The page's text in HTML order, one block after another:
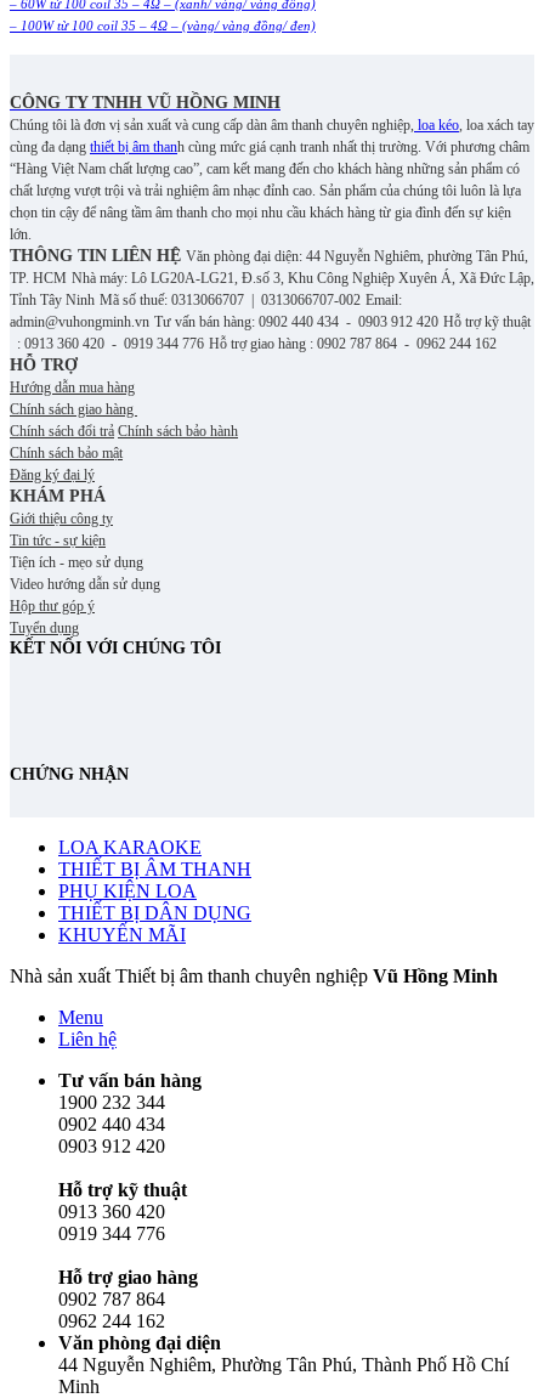
– 60W từ 100 coil 35 – 4Ω – (xanh/ vàng/ vàng đồng)
– 100W từ 100 coil 35 – 4Ω – (vàng/ vàng đồng/ đen)
CÔNG TY TNHH VŨ HỒNG MINH
Chúng tôi là đơn vị sản xuất và cung cấp dàn âm thanh chuyên nghiệp, loa kéo, loa xách tay
cùng đa dạng thiết bị âm thanh cùng mức giá cạnh tranh nhất thị trường. Với phương châm
“Hàng Việt Nam chất lượng cao”, cam kết mang đến cho khách hàng những sản phẩm có
chất lượng vượt trội và trải nghiệm âm nhạc đỉnh cao. Sản phẩm của chúng tôi luôn là lựa
chọn tin cậy để nâng tầm âm thanh cho mọi nhu cầu khách hàng từ gia đình đến sự kiện
lớn.
THÔNG TIN LIÊN HỆ Văn phòng đại diện: 44 Nguyễn Nghiêm, phường Tân Phú,
TP. HCM Nhà máy: Lô LG20A-LG21, Đ.số 3, Khu Công Nghiệp Xuyên Á, Xã Đức Lập,
Tỉnh Tây Ninh Mã số thuế: 0313066707 | 0313066707-002 Email:
admin@vuhongminh.vn Tư vấn bán hàng: 0902 440 434 - 0903 912 420 Hỗ trợ kỹ thuật
: 0913 360 420 - 0919 344 776 Hỗ trợ giao hàng : 0902 787 864 - 0962 244 162
HỖ TRỢ
Hướng dẫn mua hàng
Chính sách giao hàng
Chính sách đổi trả Chính sách bảo hành
Chính sách bảo mật
Đăng ký đại lý
KHÁM PHÁ
Giới thiệu công ty
Tin tức - sự kiện
Tiện ích - mẹo sử dụng
Video hướng dẫn sử dụng
Hộp thư góp ý
Tuyển dụng
KẾT NỐI VỚI CHÚNG TÔI
CHỨNG NHẬN
LOA KARAOKE
THIẾT BỊ ÂM THANH
PHỤ KIỆN LOA
THIẾT BỊ DÂN DỤNG
KHUYẾN MÃI
Nhà sản xuất Thiết bị âm thanh chuyên nghiệp Vũ Hồng Minh
Menu
Liên hệ
Tư vấn bán hàng
1900 232 344
0902 440 434
0903 912 420
Hỗ trợ kỹ thuật
0913 360 420
0919 344 776
Hỗ trợ giao hàng
0902 787 864
0962 244 162
Văn phòng đại diện
44 Nguyễn Nghiêm, Phường Tân Phú, Thành Phố Hồ Chí
Minh